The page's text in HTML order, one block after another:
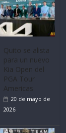
La FEDAK
recibe 12
Sinotruk
Bolden para
cubrir las rutas
de La Vuelta
31 de julio de
2026